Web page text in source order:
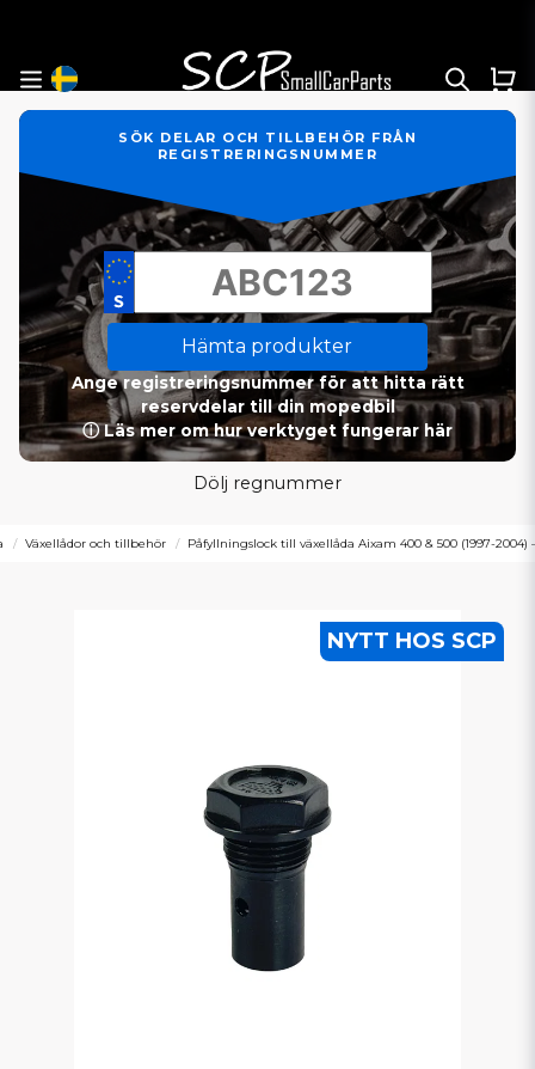
SÖK DELAR OCH TILLBEHÖR FRÅN
REGISTRERINGSNUMMER
Hämta produkter
Ange registreringsnummer för att hitta rätt
reservdelar till din mopedbil
ⓘ Läs mer om hur verktyget fungerar här
Dölj regnummer
Växellådor och tillbehör Påfyllningslock till växellåda Aixam 400 & 500 (1997-2004)
NYTT HOS SCP